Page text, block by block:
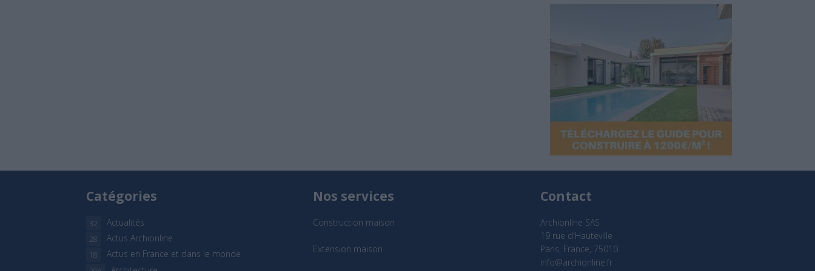
Catégories
Actualités
32
Actus Archionline
28
Actus en France et dans le monde
18
Nos services
Construction maison
Extension maison
Contact
Archionline SAS
19 rue d'Hauteville
Paris, France, 75010
info@archionline.fr